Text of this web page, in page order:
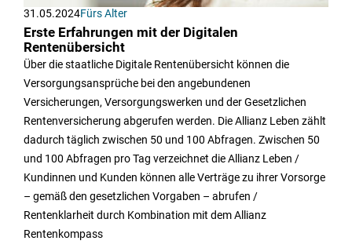
31.05.2024Fürs Alter
Erste Erfahrungen mit der Digitalen
Rentenübersicht
Über die staatliche Digitale Rentenübersicht können die
Versorgungsansprüche bei den angebundenen
Versicherungen, Versorgungswerken und der Gesetzlichen
Rentenversicherung abgerufen werden. Die Allianz Leben zählt
dadurch täglich zwischen 50 und 100 Abfragen. Zwischen 50
und 100 Abfragen pro Tag verzeichnet die Allianz Leben /
Kundinnen und Kunden können alle Verträge zu ihrer Vorsorge
– gemäß den gesetzlichen Vorgaben – abrufen /
Rentenklarheit durch Kombination mit dem Allianz
Rentenkompass